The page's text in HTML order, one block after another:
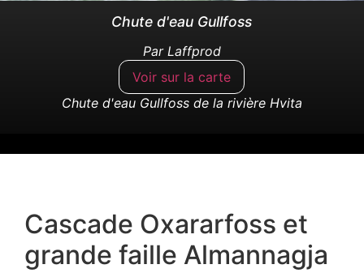
Chute d'eau Gullfoss
Par Laffprod
Voir sur la carte
Chute d'eau Gullfoss de la rivière Hvita
Cascade Oxararfoss et
grande faille Almannagja